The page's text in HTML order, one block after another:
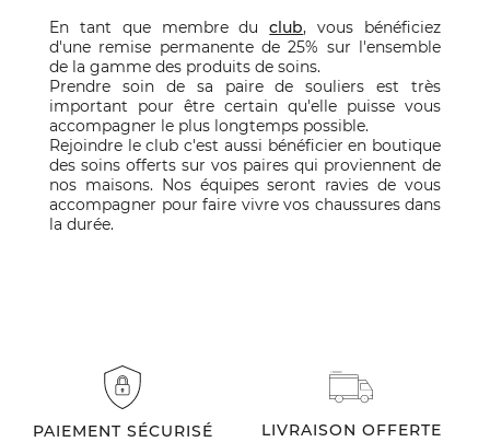
En tant que membre duclub, vous bénéficiez
d'une remise permanente de 25% sur l'ensemble
de la gamme des produits de soins.
Prendre soin de sa paire de souliers est très
important pour être certain qu'elle puisse vous
accompagner le plus longtemps possible.
Rejoindre le club c'est aussi bénéficier en boutique
des soins offerts sur vos paires qui proviennent de
nos maisons. Nos équipes seront ravies de vous
accompagner pour faire vivre vos chaussures dans
la durée.
PAIEMENT SÉCURISÉ LIVRAISON OFFERTE